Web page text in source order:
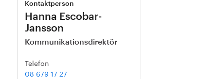
Kontaktperson
Hanna Escobar-
Jansson
Kommunikationsdirektör
Telefon
08 679 17 27